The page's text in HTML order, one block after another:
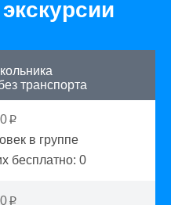
транспорта
0 p
в группе
бесплатно: 0
0 p